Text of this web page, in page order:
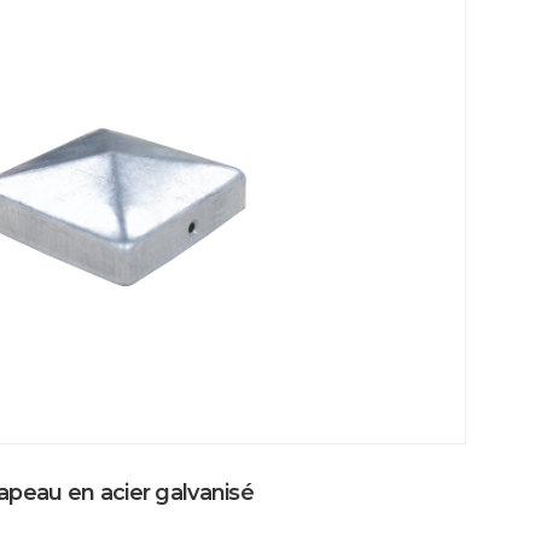
en acier galvanisé